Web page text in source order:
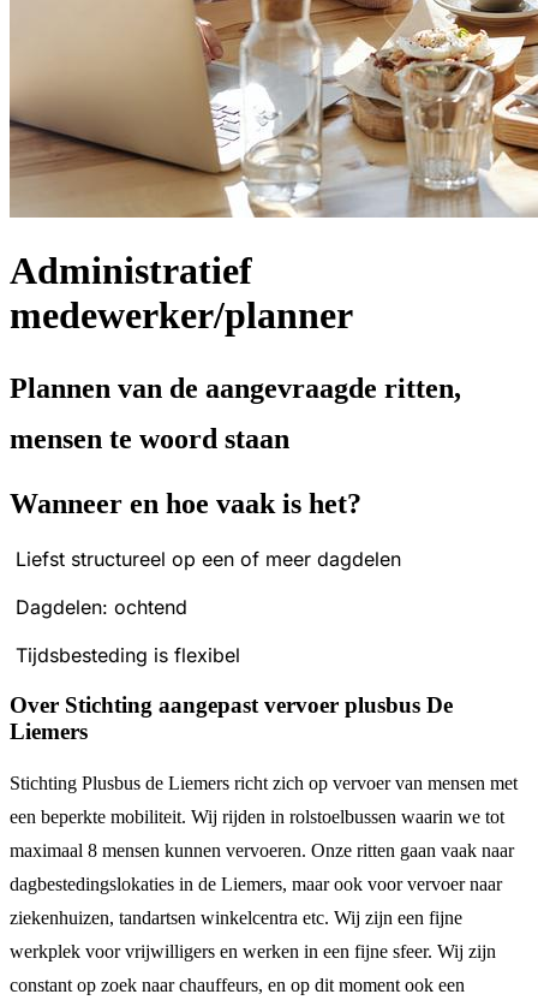
Administratief
medewerker/planner
Plannen van de aangevraagde ritten,
mensen te woord staan
Wanneer en hoe vaak is het?
Liefst structureel op een of meer dagdelen
Dagdelen: ochtend
Tijdsbesteding is flexibel
Over Stichting aangepast vervoer plusbus De
Liemers
Stichting Plusbus de Liemers richt zich op vervoer van mensen met
een beperkte mobiliteit. Wij rijden in rolstoelbussen waarin we tot
maximaal 8 mensen kunnen vervoeren. Onze ritten gaan vaak naar
dagbestedingslokaties in de Liemers, maar ook voor vervoer naar
ziekenhuizen, tandartsen winkelcentra etc. Wij zijn een fijne
werkplek voor vrijwilligers en werken in een fijne sfeer. Wij zijn
constant op zoek naar chauffeurs, en op dit moment ook een